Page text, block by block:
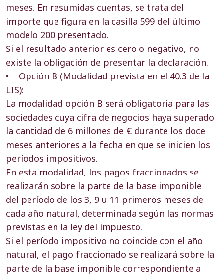
meses. En resumidas cuentas, se trata del
importe que figura en la casilla 599 del último
modelo 200 presentado.
Si el resultado anterior es cero o negativo, no
existe la obligación de presentar la declaración.
• Opción B (Modalidad prevista en el 40.3 de la
LIS):
La modalidad opción B será obligatoria para las
sociedades cuya cifra de negocios haya superado
la cantidad de 6 millones de € durante los doce
meses anteriores a la fecha en que se inicien los
períodos impositivos.
En esta modalidad, los pagos fraccionados se
realizarán sobre la parte de la base imponible
del período de los 3, 9 u 11 primeros meses de
cada año natural, determinada según las normas
previstas en la ley del impuesto.
Si el período impositivo no coincide con el año
natural, el pago fraccionado se realizará sobre la
parte de la base imponible correspondiente a